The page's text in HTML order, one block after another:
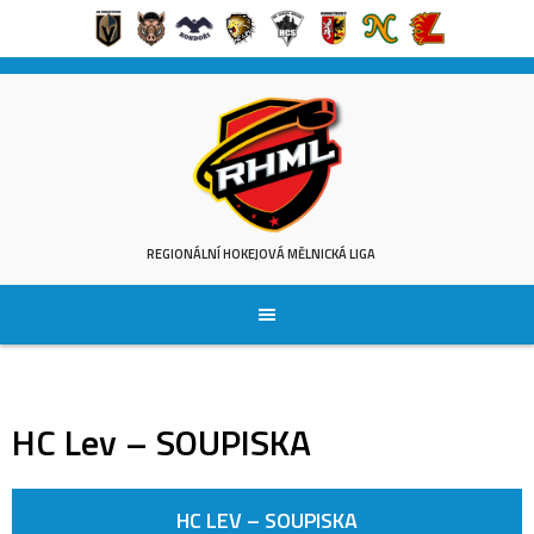
Skip
REGIONÁLNÍ HOKEJOVÁ MĚLNICKÁ LIGA
HC Lev – SOUPISKA
HC LEV – SOUPISKA